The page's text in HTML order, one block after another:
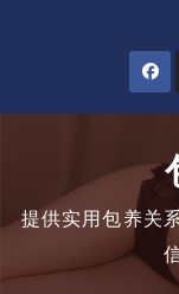
提供实用包养关